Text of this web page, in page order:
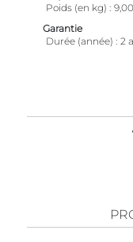
Poids (en kg)
9,00
Garantie
Durée (année)
2